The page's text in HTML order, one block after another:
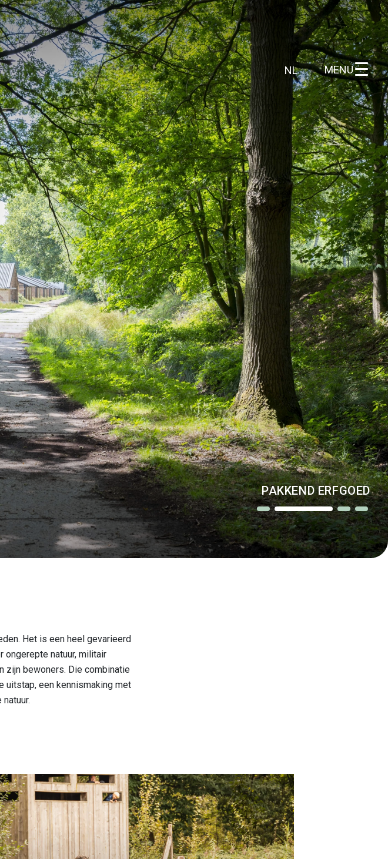
NL MENU
Praktische info
Onthaalpoorten
Speelzone
Honden
Eten & drinken
Slapen
Bezienswaardigheden in de regio
Bereikbaarheid
Wie zijn wij
Ons gebied
Wetenschappelijk onderzoek
WOESTE GRONDEN
Het is een heel gevarieerd
ongerepte natuur, militair
zijn bewoners. Die combinatie
uitstap, een kennismaking met